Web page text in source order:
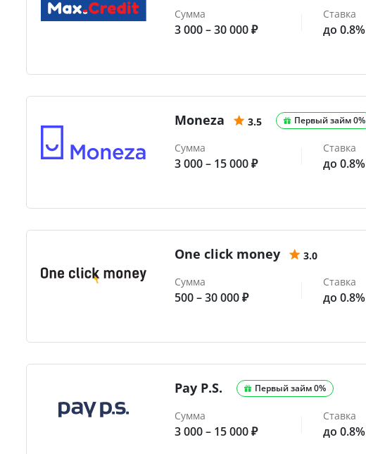
Сумма
3 000 – 30 000 ₽
Ставка
до 0.8%
Moneza 3.5 Первый займ 0%
Сумма
3 000 – 15 000 ₽
Ставка
до 0.8%
One click money
3.0
Сумма
500 – 30 000 ₽
Ставка
до 0.8%
Pay P.S. Первый займ 0%
Сумма
3 000 – 15 000 ₽
Ставка
до 0.8%